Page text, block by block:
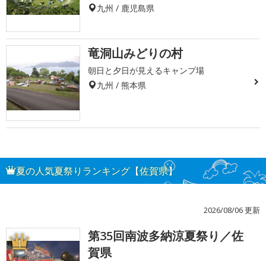
九州 / 鹿児島県
竜洞山みどりの村
朝日と夕日が見えるキャンプ場
九州 / 熊本県
夏の人気夏祭りランキング【佐賀県】
2026/08/06 更新
1
第35回南波多納涼夏祭り／佐
賀県